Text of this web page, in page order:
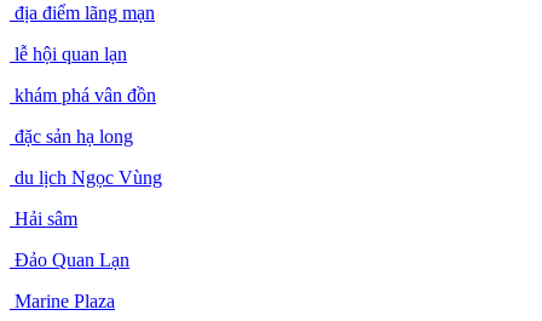
địa điểm lãng mạn
lễ hội quan lạn
khám phá vân đồn
đặc sản hạ long
du lịch Ngọc Vùng
Hải sâm
Đảo Quan Lạn
Marine Plaza